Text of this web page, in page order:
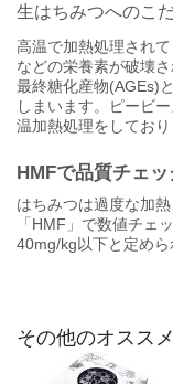
生はちみつへのこだ
高温で加熱処理され
などの栄養素が破壊
最終糖化産物(AGEs)
しまいます。ピービ
温加熱処理をしており
HMFで品質チェッ
はちみつは過度な加
「HMF」で数値チェ
40mg/kg以下と定めら
その他のオスス